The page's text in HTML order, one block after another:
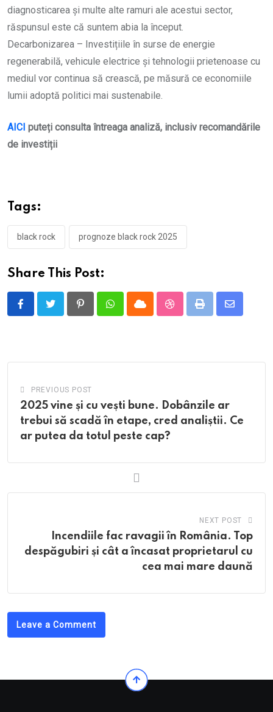
diagnosticarea și multe alte ramuri ale acestui sector,
răspunsul este că suntem abia la început.
Decarbonizarea – Investițiile în surse de energie
regenerabilă, vehicule electrice și tehnologii prietenoase cu
mediul vor continua să crească, pe măsură ce economiile
lumii adoptă politici mai sustenabile.
AICI puteți consulta întreaga analiză, inclusiv recomandările
de investiții
Tags:
black rock prognoze black rock 2025
Share This Post:
PinterestWhatsappCloud StumbleUpon
Print
Share
PREVIOUS POST
2025 vine și cu vești bune. Dobânzile ar
trebui să scadă în etape, cred analiștii. Ce
ar putea da totul peste cap?
NEXT POST
Incendiile fac ravagii în România. Top
despăgubiri și cât a încasat proprietarul cu
cea mai mare daună
Leave a Comment